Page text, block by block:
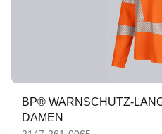
BP® WARNSCHUTZ-
DAMEN